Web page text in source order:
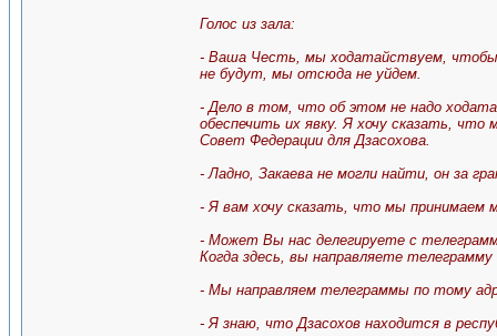
Голос из зала:
- Ваша Честь, мы ходатайствуем, чтобы
не будут, мы отсюда не уйдем.
- Дело в том, что об этом не надо
обеспечить их явку. Я хочу сказать, что
Совет Федерации для Дзасохова.
- Ладно, Закаева не могли найти, он за
- Я вам хочу сказать, что мы принимаем
- Может Вы нас делегируете с
Когда здесь, вы направляете телеграмму
- Мы направляем телеграммы по тому
- Я знаю, что Дзасохов находится в